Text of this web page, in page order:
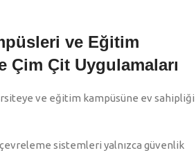
ve Eğitim
Çim Çit Uygulamaları
ve eğitim kampüsüne ev sahipliği
sistemleri yalnızca güvenlik